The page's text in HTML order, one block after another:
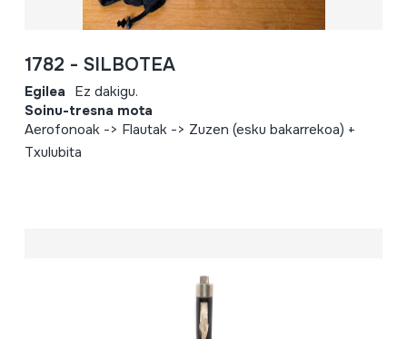
1782 - SILBOTEA
Egilea Ez dakigu.
Soinu-tresna mota
Aerofonoak -> Flautak -> Zuzen (esku bakarrekoa) +
Txulubita